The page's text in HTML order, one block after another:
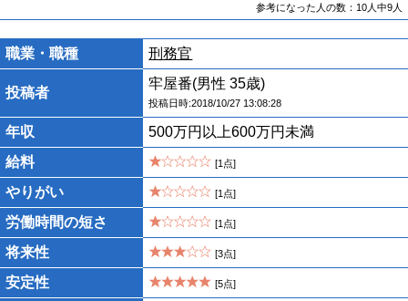
参考になった人の数：10人中9人
職業・職種 刑務官
投稿者
牢屋番(男性 35歳)
投稿日時:2018/10/27 13:08:28
年収
500万円以上600万円未満
給料
[1点]
やりがい [1点]
労働時間の短さ [1点]
将来性 [3点]
安定性 [5点]